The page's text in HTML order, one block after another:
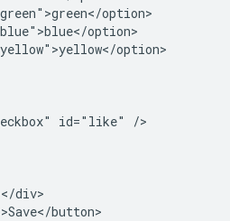
option>
option>
option>
id="like" />
div>
button>